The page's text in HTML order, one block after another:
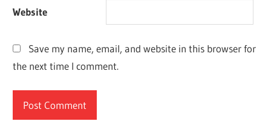
Website
Save my name, email, and website in this browser for
the next time I comment.